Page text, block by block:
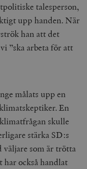
talesperson,
upp handen. När
han att det
”ska arbeta för att
målats upp en
En
skulle
stärka SD:s
väljare som är trötta
har också handlat